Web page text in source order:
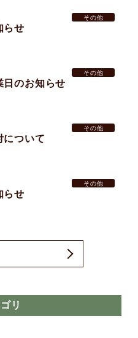
その他
らせ
その他
のお知らせ
その他
について
その他
らせ
リ